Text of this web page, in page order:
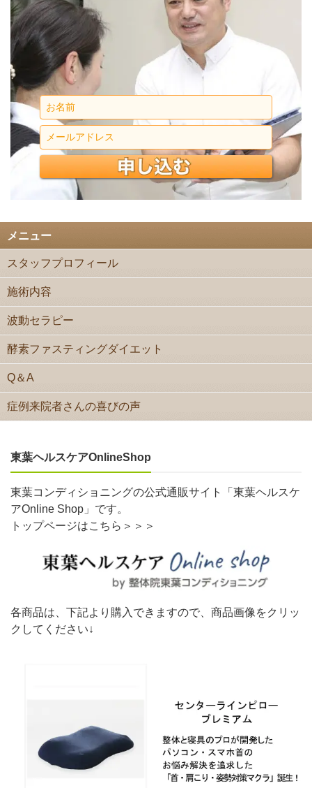
メニュー
スタッフプロフィール
施術内容
波動セラピー
酵素ファスティングダイエット
Q＆A
症例来院者さんの喜びの声
東葉ヘルスケアOnlineShop
東葉コンディショニングの公式通販サイト「東葉ヘルスケ
アOnline Shop」です。
トップページはこちら＞＞＞
各商品は、下記より購入できますので、商品画像をクリッ
クしてください↓